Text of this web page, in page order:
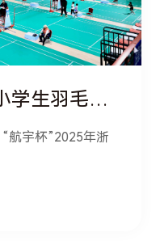
2025年浙江省中小学生羽毛球积分排名赛落幕
航宇杯”2025年浙